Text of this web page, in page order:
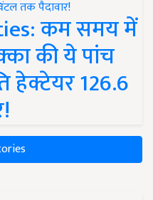
कम समय में
की ये पांच
हेक्टेयर 126.6